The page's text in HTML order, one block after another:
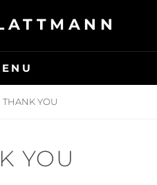
THANK YOU
YOU